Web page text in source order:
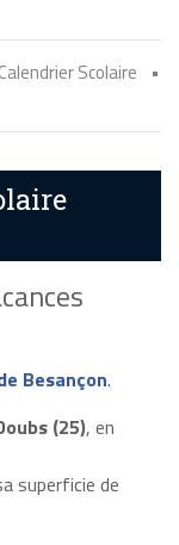
Calendrier Scolaire
•
Besançon.
(25), en
superficie de